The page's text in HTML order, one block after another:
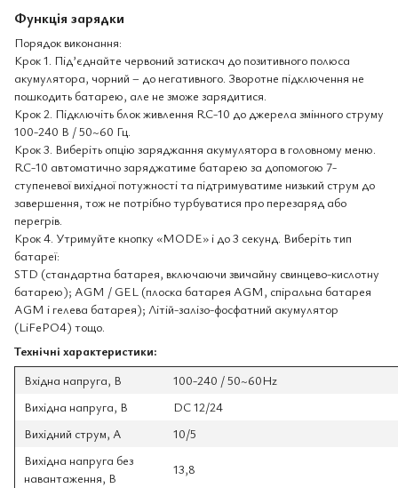
Функція зарядки
Порядок виконання:
Крок 1. Під’єднайте червоний затискач до позитивного полюса
акумулятора, чорний – до негативного. Зворотне підключення не
пошкодить батарею, але не зможе зарядитися.
Крок 2. Підключіть блок живлення RC-10 до джерела змінного струму
100-240 В / 50~60 Гц.
Крок 3. Виберіть опцію заряджання акумулятора в головному меню.
RC-10 автоматично заряджатиме батарею за допомогою 7-
ступеневої вихідної потужності та підтримуватиме низький струм до
завершення, тож не потрібно турбуватися про перезаряд або
перегрів.
Крок 4. Утримуйте кнопку «MODE» і до 3 секунд. Виберіть тип
батареї:
STD (стандартна батарея, включаючи звичайну свинцево-кислотну
батарею); AGM / GEL (плоска батарея AGM, спіральна батарея
AGM і гелева батарея); Літій-залізо-фосфатний акумулятор
(LiFePO4) тощо.
Технічні характеристики:
Вхідна напруга, В
100-240 / 50~60Hz
Вихідна напруга, В
DC 12/24
Вихідний струм, А
10/5
Вихідна напруга без
навантаження, В
13,8